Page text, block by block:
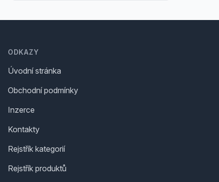
ODKAZY
Úvodní stránka
Obchodní podmínky
Inzerce
Kontakty
Rejstřík kategorií
Rejstřík produktů